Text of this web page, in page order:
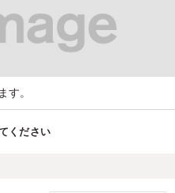
す。
ください